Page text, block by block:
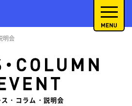
明会
ス・コラム・説明会